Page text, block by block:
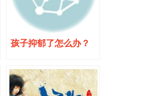
孩子抑郁了怎么办？